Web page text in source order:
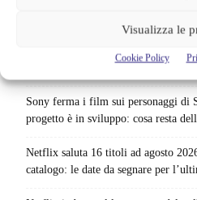
Visualizza le
Cookie Policy
La paura dell’altezza torna al
scenario: una nuova sfida senza via di
Sony ferma i film sui personaggi di
progetto è in sviluppo: cosa resta
Netflix saluta 16 titoli ad agosto
catalogo: le date da segnare per